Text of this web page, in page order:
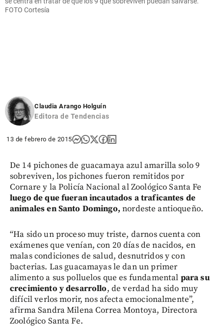
FOTO Cortesía
Claudia Arango Holguín
Editora de Tendencias
13 de febrero de 2015
De 14 pichones de guacamaya azul amarilla solo 9
sobreviven, los pichones fueron remitidos por
Cornare y la Policía Nacional al Zoológico Santa Fe
luego de que fueran incautados a traficantes de
animales en Santo Domingo,nordeste antioqueño.
“Ha sido un proceso muy triste, darnos cuenta con
exámenes que venían, con 20 días de nacidos, en
malas condiciones de salud, desnutridos y con
bacterias. Las guacamayas le dan un primer
alimento a sus polluelos que es fundamental para su
crecimiento y desarrollo, de verdad ha sido muy
difícil verlos morir, nos afecta emocionalmente”,
afirma Sandra Milena Correa Montoya, Directora
Zoológico Santa Fe.